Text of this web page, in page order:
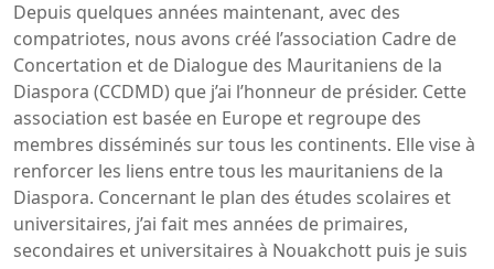
Depuis quelques années maintenant, avec des
compatriotes, nous avons créé l’association Cadre de
Concertation et de Dialogue des Mauritaniens de la
Diaspora (CCDMD) que j’ai l’honneur de présider. Cette
association est basée en Europe et regroupe des
membres disséminés sur tous les continents. Elle vise à
renforcer les liens entre tous les mauritaniens de la
Diaspora. Concernant le plan des études scolaires et
universitaires, j’ai fait mes années de primaires,
secondaires et universitaires à Nouakchott puis je suis